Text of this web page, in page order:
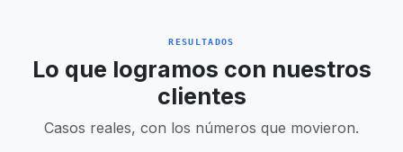
RESULTADOS
Lo que logramos con nuestros
clientes
Casos reales, con los números que movieron.